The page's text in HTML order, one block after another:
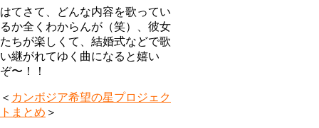
はてさて、どんな内容を歌ってい
るか全くわからんが（笑）、彼女
たちが楽しくて、結婚式などで歌
い継がれてゆく曲になると嬉い
ぞ〜！！
＜ カンボジア希望の星プロジェク
トまとめ ＞